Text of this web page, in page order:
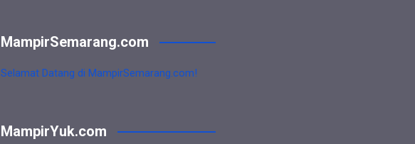
MampirSemarang.com
Selamat Datang di MampirSemarang.com!
MampirYuk.com